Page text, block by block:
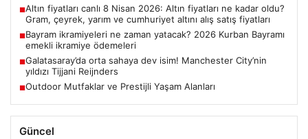
■Altın fiyatları canlı 8 Nisan 2026: Altın fiyatları ne kadar oldu?
Gram, çeyrek, yarım ve cumhuriyet altını alış satış fiyatları
■Bayram ikramiyeleri ne zaman yatacak? 2026 Kurban Bayramı
emekli ikramiye ödemeleri
■Galatasaray’da orta sahaya dev isim! Manchester City’nin
yıldızı Tijjani Reijnders
■Outdoor Mutfaklar ve Prestijli Yaşam Alanları
Güncel